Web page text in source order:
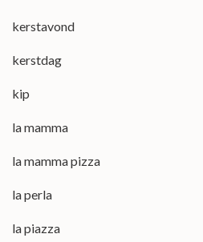
kerstavond
kerstdag
kip
la mamma
la mamma pizza
la perla
la piazza